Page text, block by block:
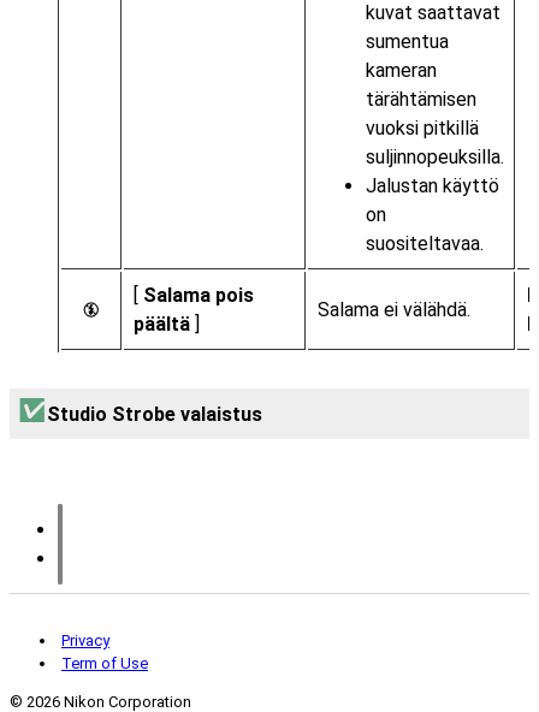
kuvat saattavat
sumentua
kameran
tärähtämisen
vuoksi pitkillä
suljinnopeuksilla.
Jalustan käyttö
on
suositeltavaa.
s
[ Salama pois
päältä ]
Salama ei välähdä.
P
Studio Strobe valaistus
Privacy
Term of Use
© 2026 Nikon Corporation